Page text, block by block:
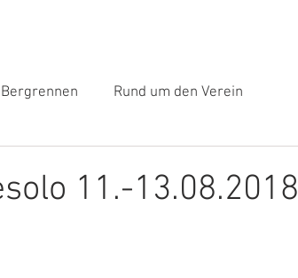
Bergrennen Rund um den Verein
11.-13.08.2018